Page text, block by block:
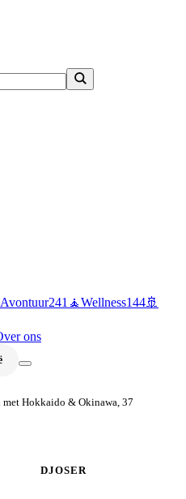
Avontuur241 🧘Wellness144🚢
ons
met Hokkaido & Okinawa, 37
DJOSER